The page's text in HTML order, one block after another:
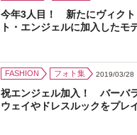
今年3人目！ 新たにヴィクト
ト・エンジェルに加入したモ
FASHION フォト集 2019/03/28
祝エンジェル加入！ バーバ
ウェイやドレスルックをプレ